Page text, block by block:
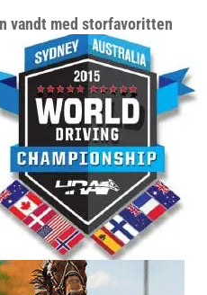
vandt med storfavoritten